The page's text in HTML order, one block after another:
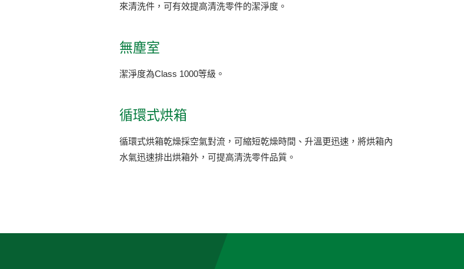
來清洗件，可有效提高清洗零件的潔淨度。
無塵室
潔淨度為Class 1000等級。
循環式烘箱
循環式烘箱乾燥採空氣對流，可縮短乾燥時間、升溫更迅速，將烘箱內
水氣迅速排出烘箱外，可提高清洗零件品質。